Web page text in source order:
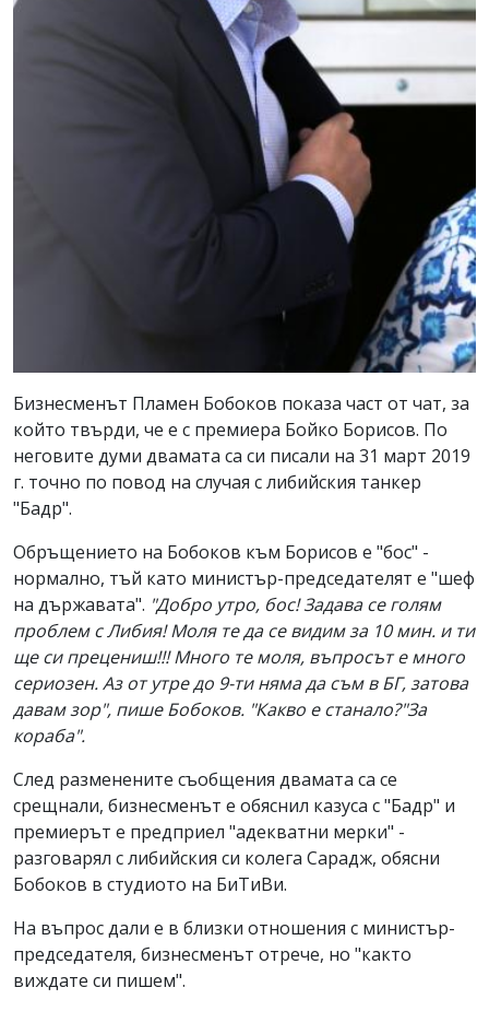
Бизнесменът Пламен Бобоков показа част от чат, за
който твърди, че е с премиера Бойко Борисов. По
неговите думи двамата са си писали на 31 март 2019
г. точно по повод на случая с либийския танкер
"Бадр".
Обръщението на Бобоков към Борисов е "бос" -
нормално, тъй като министър-председателят е "шеф
на държавата". "Добро утро, бос! Задава се голям
проблем с Либия! Моля те да се видим за 10 мин. и ти
ще си прецениш!!! Много те моля, въпросът е много
сериозен. Аз от утре до 9-ти няма да съм в БГ, затова
давам зор", пише Бобоков. "Какво е станало?"За
кораба".
След разменените съобщения двамата са се
срещнали, бизнесменът е обяснил казуса с "Бадр" и
премиерът е предприел "адекватни мерки" -
разговарял с либийския си колега Сарадж, обясни
Бобоков в студиото на БиТиВи.
На въпрос дали е в близки отношения с министър-
председателя, бизнесменът отрече, но "както
виждате си пишем".